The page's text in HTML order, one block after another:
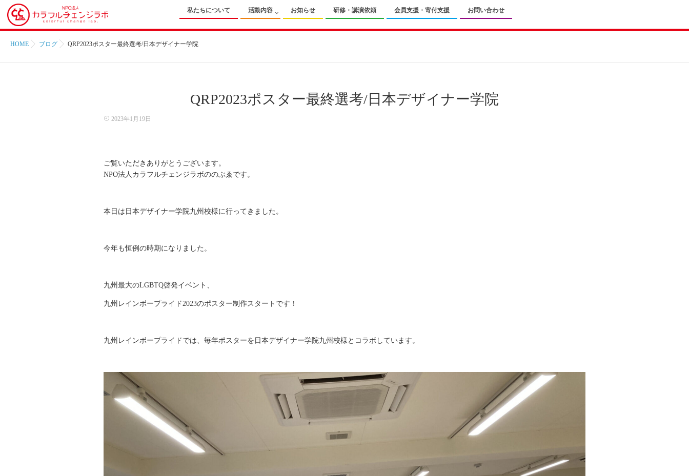
私たちについて 活動内容 お知らせ 研修・講演依頼 会員支援・寄付支援 お問い合わせ
HOME ブログ QRP2023ポスター最終選考/日本デザイナー学院
QRP2023ポスター最終選考/日本デザイナー学院
2023年1月19日
ご覧いただきありがとうございます。
NPO法人カラフルチェンジラボののぶゑです。
本日は日本デザイナー学院九州校様に行ってきました。
今年も恒例の時期になりました。
九州最大のLGBTQ啓発イベント、
九州レインボープライド2023のポスター制作スタートです！
九州レインボープライドでは、毎年ポスターを日本デザイナー学院九州校様とコラボしています。